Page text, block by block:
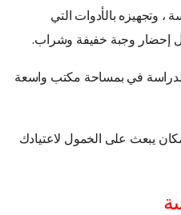
، وتجهيزه بالأدوات التي
إحضار وجبة خفيفة وشراب.
للدراسة في بمساحة مكتب واسعة
يبعث على الخمول لاعتيادك